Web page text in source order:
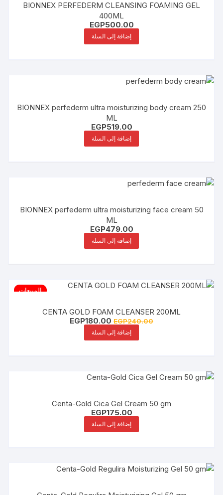
BIONNEX PERFEDERM CLEANSING FOAMING GEL
400ML
EGP500.00
إضافة إلى السلة
BIONNEX perfederm ultra moisturizing body cream 250
ML
EGP519.00
إضافة إلى السلة
BIONNEX perfederm ultra moisturizing face cream 50
ML
EGP479.00
إضافة إلى السلة
المبيعات
CENTA GOLD FOAM CLEANSER 200ML
EGP240.00 السعر
الأصلي
هو:
EGP240.00.
EGP180.00 السعر
إضافة إلى السلة
Centa-Gold Cica Gel Cream 50 gm
EGP175.00
إضافة إلى السلة